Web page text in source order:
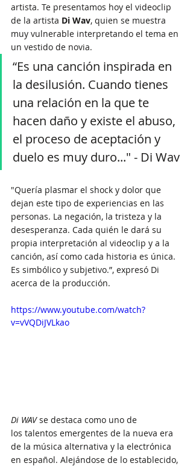
artista. Te presentamos hoy el videoclip
de la artista Di Wav, quien se muestra
muy vulnerable interpretando el tema en
un vestido de novia.
“Es una canción inspirada en
la desilusión. Cuando tienes
una relación en la que te
hacen daño y existe el abuso,
el proceso de aceptación y
duelo es muy duro..." - Di Wav
"Quería plasmar el shock y dolor que
dejan este tipo de experiencias en las
personas. La negación, la tristeza y la
desesperanza. Cada quién le dará su
propia interpretación al videoclip y a la
canción, así como cada historia es única.
Es simbólico y subjetivo.”, expresó Di
acerca de la producción.
https://www.youtube.com/watch?
v=vVQDiJVLkao
Di WAV se destaca como uno de
los talentos emergentes de la nueva era
de la música alternativa y la electrónica
en español. Alejándose de lo establecido,